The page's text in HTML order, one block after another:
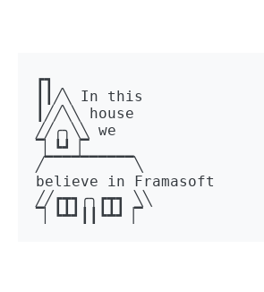
┏┓
┃┃╱╲ In this
┃╱╱╲╲ house
╱╱╭╮╲╲ we
▔▏┗┛▕▔
╱▔▔▔▔▔▔▔▔▔▔╲
believe in Framasoft
╱╱┏┳┓╭╮┏┳┓ ╲╲
▔▏┗┻┛┃┃┗┻┛▕▔